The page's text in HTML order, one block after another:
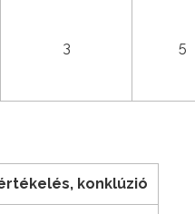
3 5
konklúzió